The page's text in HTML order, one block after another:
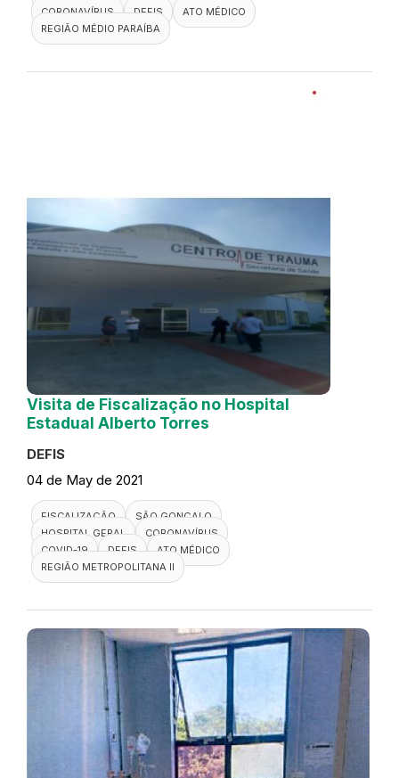
CORONAVÍRUS
DEFIS
ATO MÉDICO
REGIÃO MÉDIO PARAÍBA
Visita de Fiscalização no Hospital
Estadual Alberto Torres
DEFIS
04 de May de 2021
FISCALIZAÇÃO
SÃO GONÇALO
HOSPITAL GERAL
CORONAVÍRUS
COVID-19
DEFIS
ATO MÉDICO
REGIÃO METROPOLITANA II